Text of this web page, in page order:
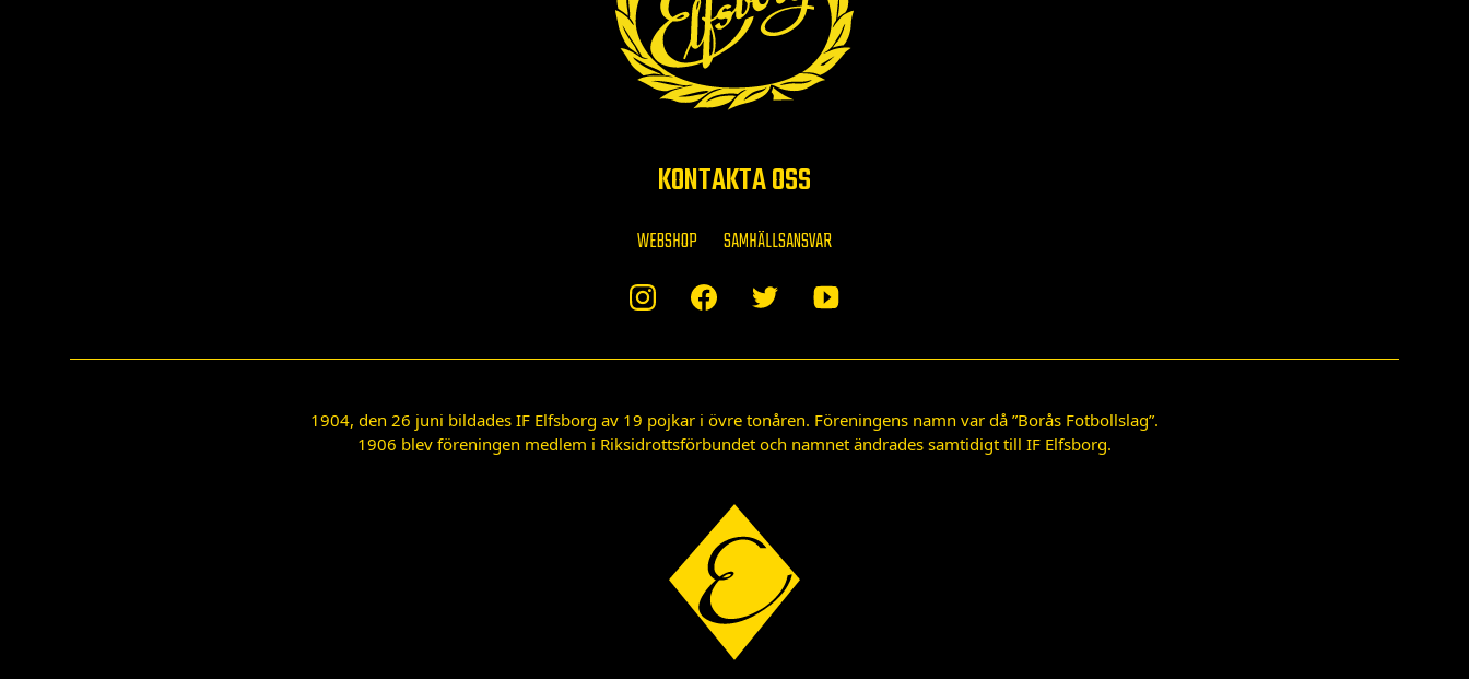
KONTAKTA OSS
WEBSHOP SAMHÄLLSANSVAR
1904, den 26 juni bildades IF Elfsborg av 19 pojkar i övre tonåren. Föreningens namn var då ”Borås Fotbollslag”.
1906 blev föreningen medlem i Riksidrottsförbundet och namnet ändrades samtidigt till IF Elfsborg.